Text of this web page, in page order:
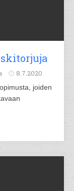
8.7.2020
joiden